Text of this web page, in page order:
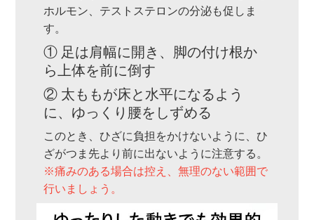
ホルモン、テストステロンの分泌も促しま
す。
① 足は肩幅に開き、脚の付け根か
ら上体を前に倒す
② 太ももが床と水平になるよう
に、ゆっくり腰をしずめる
このとき、ひざに負担をかけないように、ひ
ざがつま先より前に出ないように注意する。
※痛みのある場合は控え、無理のない範囲で
行いましょう。